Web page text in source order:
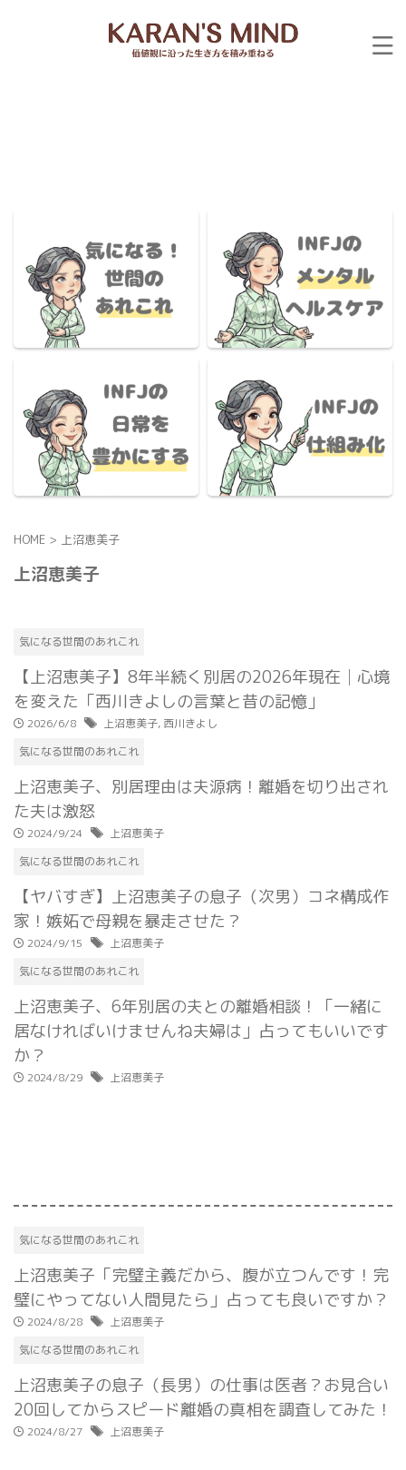
HOME > 上沼恵美子
上沼恵美子
気になる世間のあれこれ
【上沼恵美子】8年半続く別居の2026年現在│心境
を変えた「西川きよしの言葉と昔の記憶」
2026/6/8 上沼恵美子, 西川きよし
気になる世間のあれこれ
上沼恵美子、別居理由は夫源病！離婚を切り出され
た夫は激怒
2024/9/24
上沼恵美子
気になる世間のあれこれ
【ヤバすぎ】上沼恵美子の息子（次男）コネ構成作
家！嫉妬で母親を暴走させた？
2024/9/15
上沼恵美子
気になる世間のあれこれ
上沼恵美子、6年別居の夫との離婚相談！「一緒に
居なければいけませんね夫婦は」占ってもいいです
か？
2024/8/29 上沼恵美子
気になる世間のあれこれ
上沼恵美子「完璧主義だから、腹が立つんです！完
璧にやってない人間見たら」占っても良いですか？
2024/8/28
上沼恵美子
気になる世間のあれこれ
上沼恵美子の息子（長男）の仕事は医者？お見合い
20回してからスピード離婚の真相を調査してみた！
2024/8/27 上沼恵美子